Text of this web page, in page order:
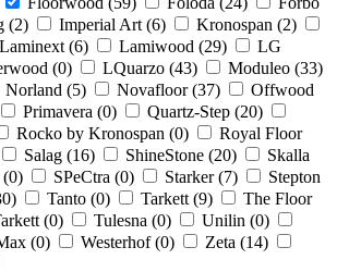
(2) Imperial Art (6) Kronospan (2)
Laminext (6) Lamiwood (29)
LG
(0) LQuarzo (43) Moduleo (33)
Norland (5) Novafloor (37)
Offwood
Primavera (0) Quartz-Step (20)
Rocko by Kronospan (0)
Royal Floor
Salag (16) ShineStone (20)
Skalla
(0) SPeCtra (0) Starker (7)
Stepton
) Tanto (0) Tarkett (9)
The Floor
(0) Tulesna (0) Unilin (0)
(0) Westerhof (0) Zeta (14)